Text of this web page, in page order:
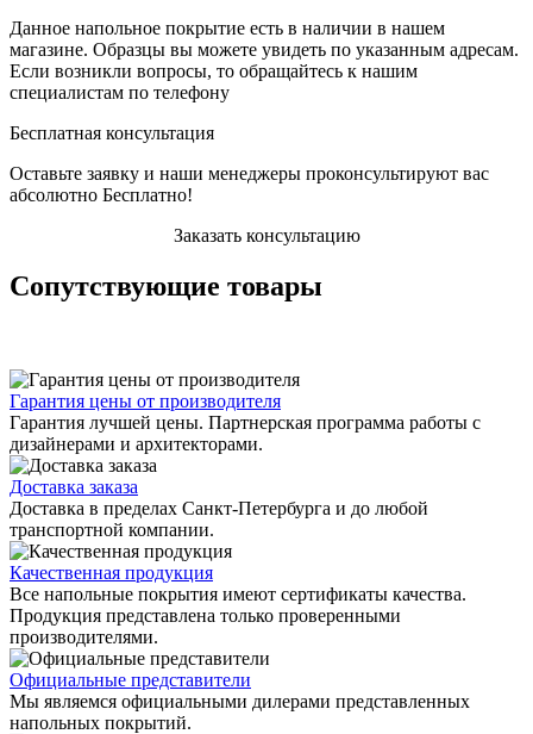
Данное напольное покрытие есть в наличии в нашем
магазине. Образцы вы можете увидеть по указанным адресам.
Если возникли вопросы, то обращайтесь к нашим
специалистам по телефону
Бесплатная консультация
Оставьте заявку и наши менеджеры проконсультируют вас
абсолютно Бесплатно!
Заказать консультацию
Сопутствующие товары
Гарантия цены от производителя
Гарантия лучшей цены. Партнерская программа работы с
дизайнерами и архитекторами.
Доставка заказа
Доставка в пределах Санкт-Петербурга и до любой
транспортной компании.
Качественная продукция
Все напольные покрытия имеют сертификаты качества.
Продукция представлена только проверенными
производителями.
Официальные представители
Мы являемся официальными дилерами представленных
напольных покрытий.